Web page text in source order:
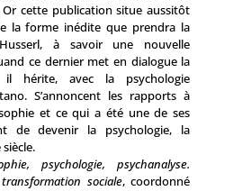
cette publication situe aussitôt
la forme inédite que prendra la
à savoir une nouvelle
ce dernier met en dialogue la
il hérite, avec la psychologie
S’annoncent les rapports à
et ce qui a été une de ses
de devenir la psychologie, la
psychologie, psychanalyse.
sociale, coordonné